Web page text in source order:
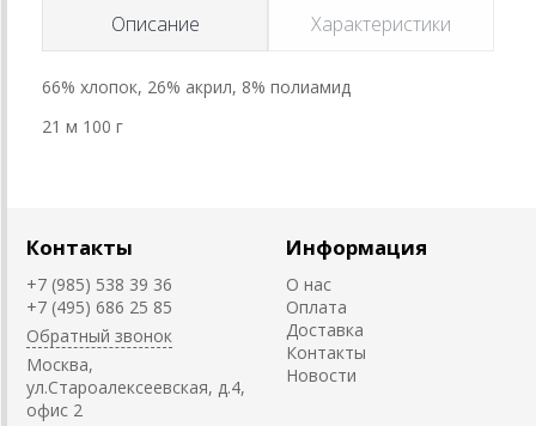
Описание Характеристики
66% хлопок, 26% акрил, 8% полиамид
21 м 100 г
Контакты
+7 (985) 538 39 36
+7 (495) 686 25 85
Обратный звонок
Москва,
ул.Староалексеевская, д.4,
офис 2
Информация
О нас
Оплата
Доставка
Контакты
Новости